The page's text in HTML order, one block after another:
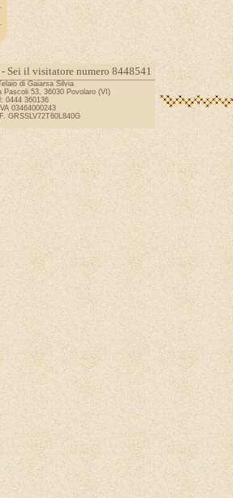
Sei il visitatore numero 8448541
di Gaiarsa Silvia
Pascoli 53, 36030 Povolaro (VI)
0444 360136
03464000243
GRSSLV72T60L840G